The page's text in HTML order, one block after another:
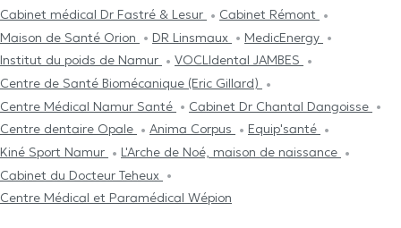
Cabinet médical Dr Fastré & Lesur
Cabinet Rémont
Maison de Santé Orion
DR Linsmaux
MedicEnergy
Institut du poids de Namur
VOCLIdental JAMBES
Centre de Santé Biomécanique (Eric Gillard)
Centre Médical Namur Santé
Cabinet Dr Chantal Dangoisse
Centre dentaire Opale
Anima Corpus
Equip'santé
Kiné Sport Namur
L'Arche de Noé, maison de naissance
Cabinet du Docteur Teheux
Centre Médical et Paramédical Wépion